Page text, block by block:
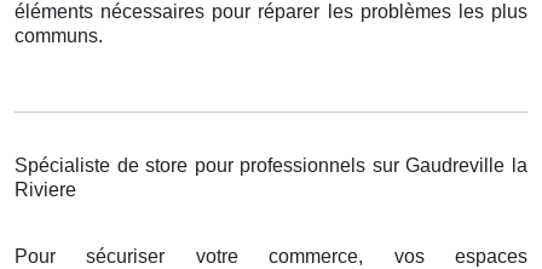
éléments nécessaires pour réparer les problèmes les plus
communs.
Spécialiste de store pour professionnels sur Gaudreville la
Riviere
Pour sécuriser votre commerce, vos espaces